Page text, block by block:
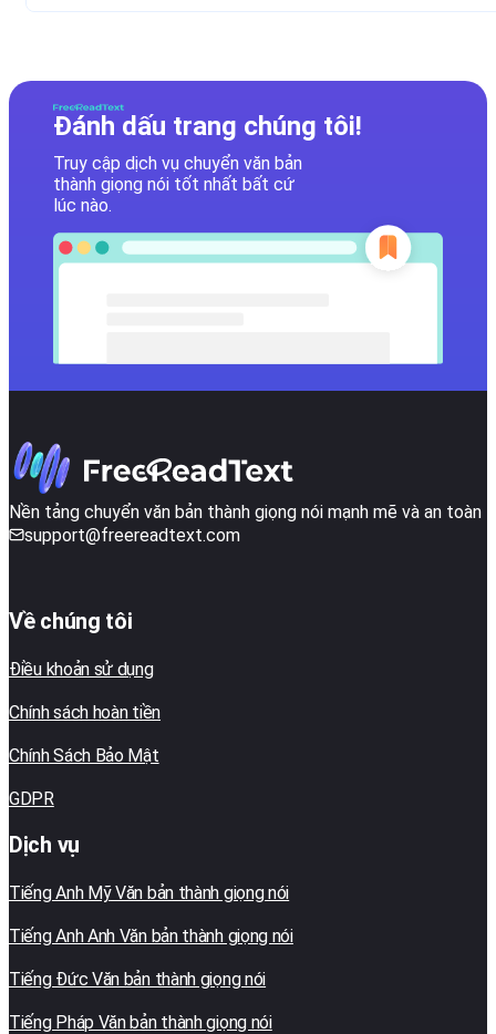
Đánh dấu trang chúng tôi!
Truy cập dịch vụ chuyển văn bản
thành giọng nói tốt nhất bất cứ
lúc nào.
Nền tảng chuyển văn bản thành giọng nói mạnh mẽ và an toàn
support@freereadtext.com
Về chúng tôi
Điều khoản sử dụng
Chính sách hoàn tiền
Chính Sách Bảo Mật
GDPR
Dịch vụ
Tiếng Anh Mỹ Văn bản thành giọng nói
Tiếng Anh Anh Văn bản thành giọng nói
Tiếng Đức Văn bản thành giọng nói
Tiếng Pháp Văn bản thành giọng nói